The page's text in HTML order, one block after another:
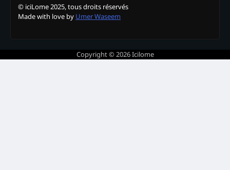
© iciLome 2025, tous droits réservés
Made with love by Umer Waseem
Copyright © 2026Icilome